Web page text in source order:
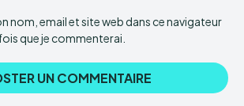
nom, email et site web dans ce navigateur
que je commenterai.